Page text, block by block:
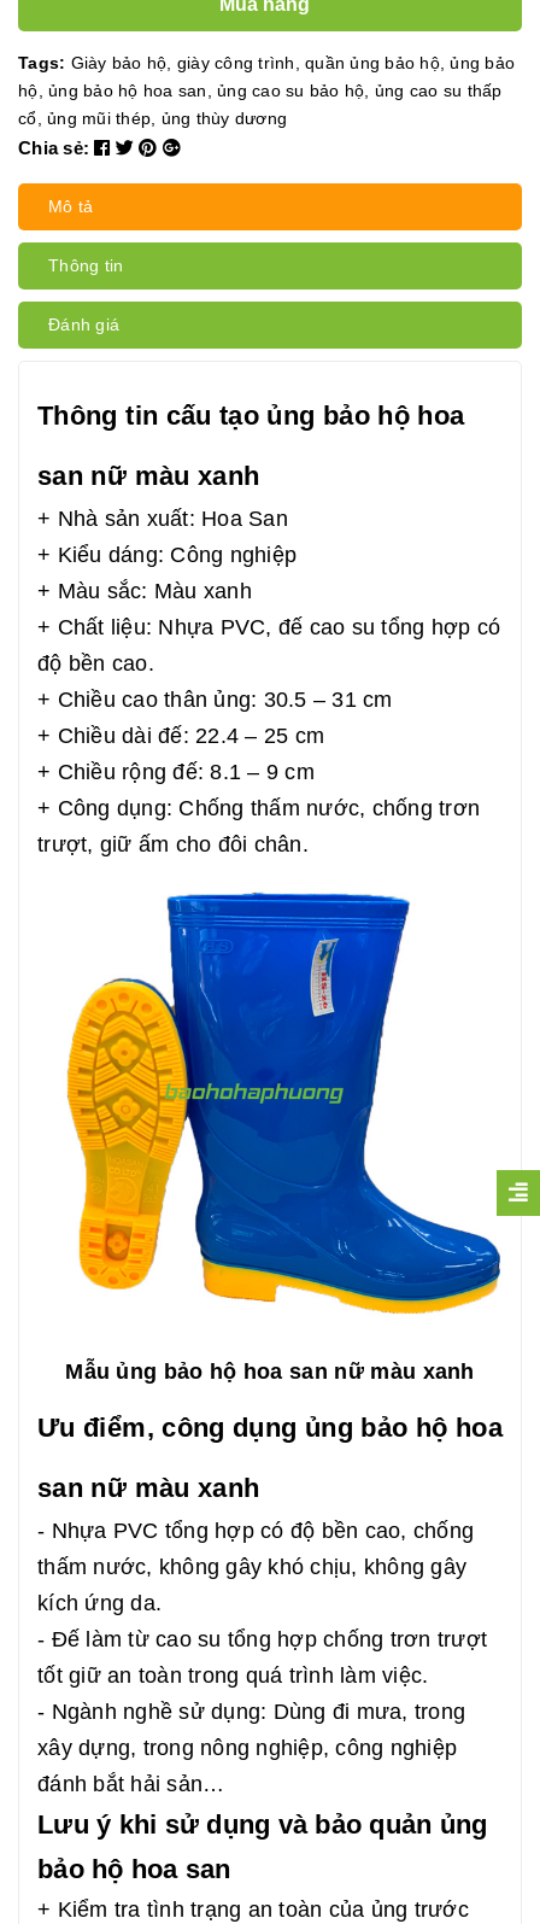
Tags: Giày bảo hộ giày công trình quần ủng bảo hộ,ủng bảo
hộ ủng bảo hộ hoa san ủng cao su bảo hộ ủng cao su thấp
cổ ủng mũi thép ủng thùy dương
Chia sẻ:
Mô tả
Thông tin
Đánh giá
Thông tin cấu tạo ủng bảo hộ hoa
san nữ màu xanh
+ Nhà sản xuất: Hoa San
+ Kiểu dáng: Công nghiệp
+ Màu sắc: Màu xanh
+ Chất liệu: Nhựa PVC, đế cao su tổng hợp có
độ bền cao.
+ Chiều cao thân ủng: 30.5 – 31 cm
+ Chiều dài đế: 22.4 – 25 cm
+ Chiều rộng đế: 8.1 – 9 cm
+ Công dụng: Chống thấm nước, chống trơn
trượt, giữ ấm cho đôi chân.
Mẫu ủng bảo hộ hoa san nữ màu xanh
Ưu điểm, công dụng ủng bảo hộ hoa
san nữ màu xanh
- Nhựa PVC tổng hợp có độ bền cao, chống
thấm nước, không gây khó chịu, không gây
kích ứng da.
- Đế làm từ cao su tổng hợp chống trơn trượt
tốt giữ an toàn trong quá trình làm việc.
- Ngành nghề sử dụng: Dùng đi mưa, trong
xây dựng, trong nông nghiệp, công nghiệp
đánh bắt hải sản…
Lưu ý khi sử dụng và bảo quản ủng
bảo hộ hoa san
+ Kiểm tra tình trạng an toàn của ủng trước